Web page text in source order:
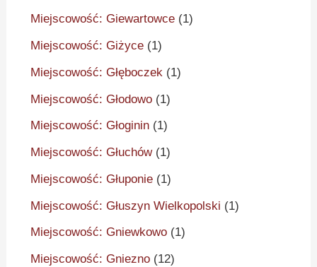
Miejscowość: Giewartowce (1)
Miejscowość: Giżyce (1)
Miejscowość: Głęboczek (1)
Miejscowość: Głodowo (1)
Miejscowość: Głoginin (1)
Miejscowość: Głuchów(1)
Miejscowość: Głuponie (1)
Miejscowość: Głuszyn Wielkopolski (1)
Miejscowość: Gniewkowo (1)
Miejscowość: Gniezno (12)